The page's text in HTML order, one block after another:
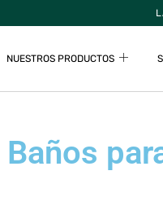
NUESTROS PRODUCTOS
Baños